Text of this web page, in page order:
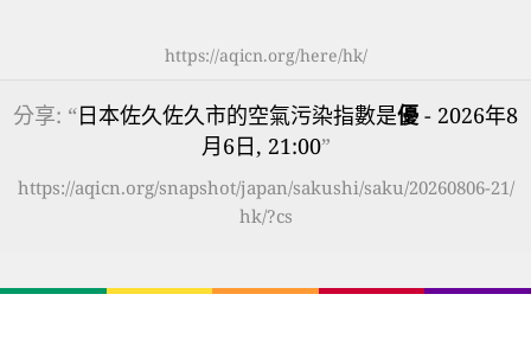
https://aqicn.org/here/hk/
分享: “日本佐久佐久市的空氣污染指數是優 - 2026年8
月6日, 21:00”
https://aqicn.org/snapshot/japan/sakushi/saku/20260806-21/
hk/?cs